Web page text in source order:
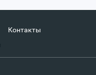
Контакты